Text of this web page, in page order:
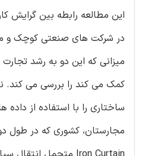
این مطالعه رابطه بین گرایش
میزانی که این دو به رشد تجارت
کمک می کند را بررسی می کند.
ساختاری را با استفاده از
مجارستان، کشوری که در طول